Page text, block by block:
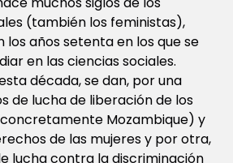
(también los feministas),
los años setenta en los que se
en las ciencias sociales.
década, se dan, por una
de lucha de liberación de los
Mozambique) y
de las mujeres y por otra,
lucha contra la discriminación